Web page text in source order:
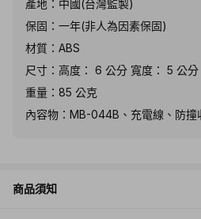
產地：中國(台灣監製)
保固：一年(非人為因素保固)
材質：ABS
尺寸：高度： 6 公分 寬度： 5 公
重量：85 公克
內容物：MB-044B、充電線、防撞
商品須知